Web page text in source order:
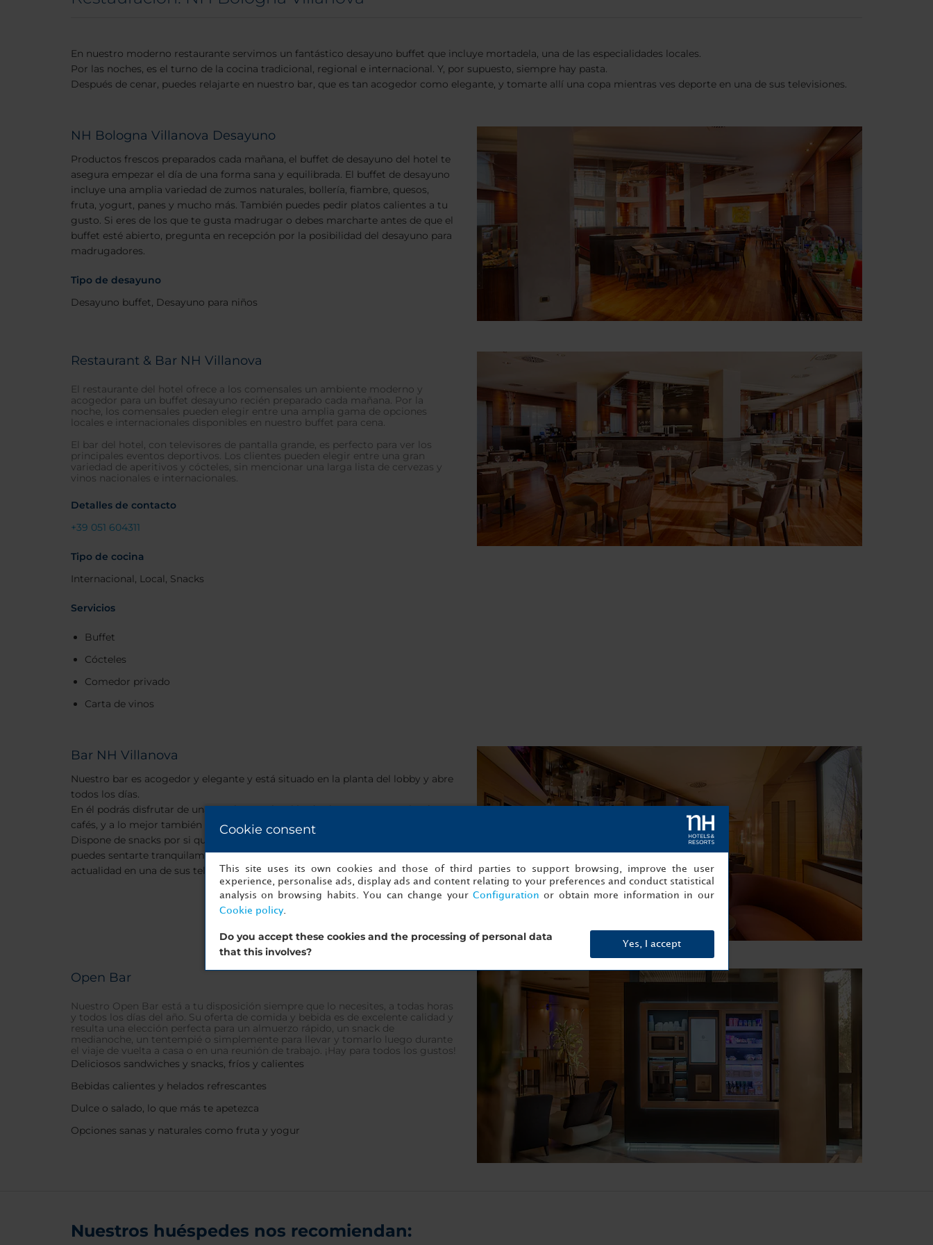
En nuestro moderno restaurante servimos un fantástico desayuno buffet que incluye mortadela, una de las especialidades locales.
Por las noches, es el turno de la cocina tradicional, regional e internacional. Y, por supuesto, siempre hay pasta.
Después de cenar, puedes relajarte en nuestro bar, que es tan acogedor como elegante, y tomarte allí una copa mientras ves deporte en una de sus televisiones.
NH Bologna Villanova Desayuno
Productos frescos preparados cada mañana, el buffet de desayuno del hotel te
asegura empezar el día de una forma sana y equilibrada. El buffet de desayuno
incluye una amplia variedad de zumos naturales, bollería, fiambre, quesos,
fruta, yogurt, panes y mucho más. También puedes pedir platos calientes a tu
gusto. Si eres de los que te gusta madrugar o debes marcharte antes de que el
buffet esté abierto, pregunta en recepción por la posibilidad del desayuno para
madrugadores.
Tipo de desayuno
Desayuno buffet, Desayuno para niños
Restaurant & Bar NH Villanova
El restaurante del hotel ofrece a los comensales un ambiente moderno y
acogedor para un buffet desayuno recién preparado cada mañana. Por la
noche, los comensales pueden elegir entre una amplia gama de opciones
locales e internacionales disponibles en nuestro buffet para cena.
El bar del hotel, con televisores de pantalla grande, es perfecto para ver los
principales eventos deportivos. Los clientes pueden elegir entre una gran
variedad de aperitivos y cócteles, sin mencionar una larga lista de cervezas y
vinos nacionales e internacionales.
Detalles de contacto
+39 051 604311
Tipo de cocina
Internacional, Local, Snacks
Servicios
Buffet
Cócteles
Comedor privado
Carta de vinos
Bar NH Villanova
Nuestro bar es acogedor y elegante y está situado en la planta del lobby y abre
todos los días.
En él podrás disfrutar de una excelente selección de vinos, cervezas, cócteles y
cafés, y a lo mejor también te apetece probar una de nuestras grappas.
Dispone de snacks por si quieres comer algo y, si eres aficionado al deporte,
puedes sentarte tranquilamente a ver los acontecimientos deportivos de
actualidad en una de sus televisiones.
Open Bar
Nuestro Open Bar está a tu disposición siempre que lo necesites, a todas horas
y todos los días del año. Su oferta de comida y bebida es de excelente calidad y
resulta una elección perfecta para un almuerzo rápido, un snack de
medianoche, un tentempié o simplemente para llevar y tomarlo luego durante
el viaje de vuelta a casa o en una reunión de trabajo. ¡Hay para todos los gustos!
Deliciosos sandwiches y snacks, fríos y calientes
Bebidas calientes y helados refrescantes
Dulce o salado, lo que más te apetezca
Opciones sanas y naturales como fruta y yogur
Nuestros huéspedes nos recomiendan:
Cookie consent
This site uses its own cookies and those of third parties to support browsing, improve the user
experience, personalise ads, display ads and content relating to your preferences and conduct statistical
analysis on browsing habits. You can change your Configuration or obtain more information in our
Cookie policy.
Do you accept these cookies and the processing of personal data
that this involves?
Yes, I accept